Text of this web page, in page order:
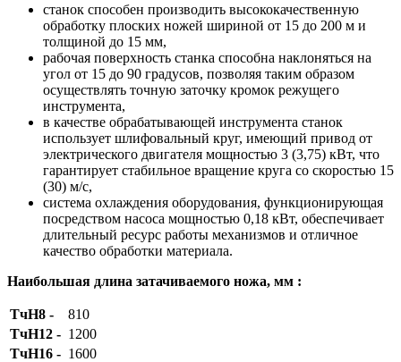
станок способен производить высококачественную
обработку плоских ножей шириной от 15 до 200 м и
толщиной до 15 мм,
рабочая поверхность станка способна наклоняться на
угол от 15 до 90 градусов, позволяя таким образом
осуществлять точную заточку кромок режущего
инструмента,
в качестве обрабатывающей инструмента станок
использует шлифовальный круг, имеющий привод от
электрического двигателя мощностью 3 (3,75) кВт, что
гарантирует стабильное вращение круга со скоростью 15
(30) м/с,
система охлаждения оборудования, функционирующая
посредством насоса мощностью 0,18 кВт, обеспечивает
длительный ресурс работы механизмов и отличное
качество обработки материала.
Наибольшая длина затачиваемого ножа, мм :
ТчН8 -
810
ТчН12 - 1200
ТчН16 - 1600